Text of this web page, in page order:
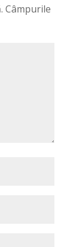
Câmpurile